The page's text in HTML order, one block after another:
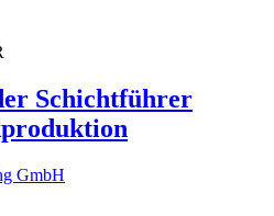
Schichtführer
GmbH